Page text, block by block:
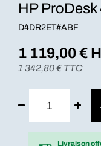
HP ProDesk
D4DR2ET#ABF
1 119,00€
1 342,80€ TTC
Livraison